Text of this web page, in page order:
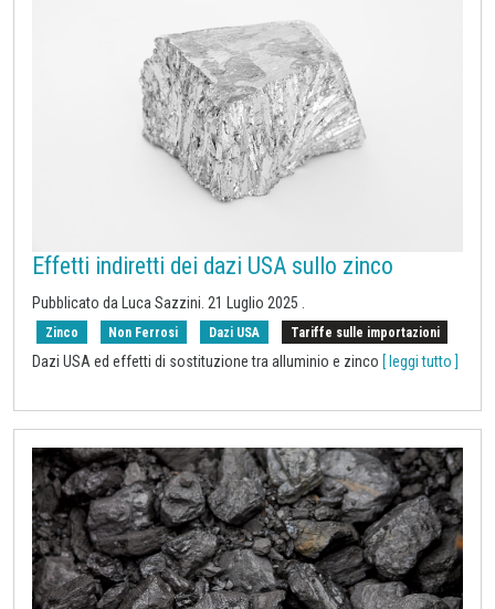
Effetti indiretti dei dazi USA sullo zinco
Pubblicato da Luca Sazzini. 21 Luglio 2025 .
Zinco Non Ferrosi Dazi USA Tariffe sulle importazioni
Dazi USA ed effetti di sostituzione tra alluminio e zinco [ leggi tutto ]